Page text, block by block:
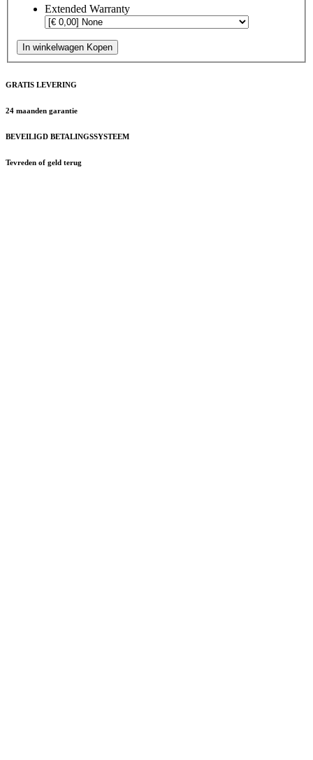
Extended Warranty
In winkelwagen Kopen
GRATIS LEVERING
24 maanden garantie
BEVEILIGD BETALINGSSYSTEEM
Tevreden of geld terug